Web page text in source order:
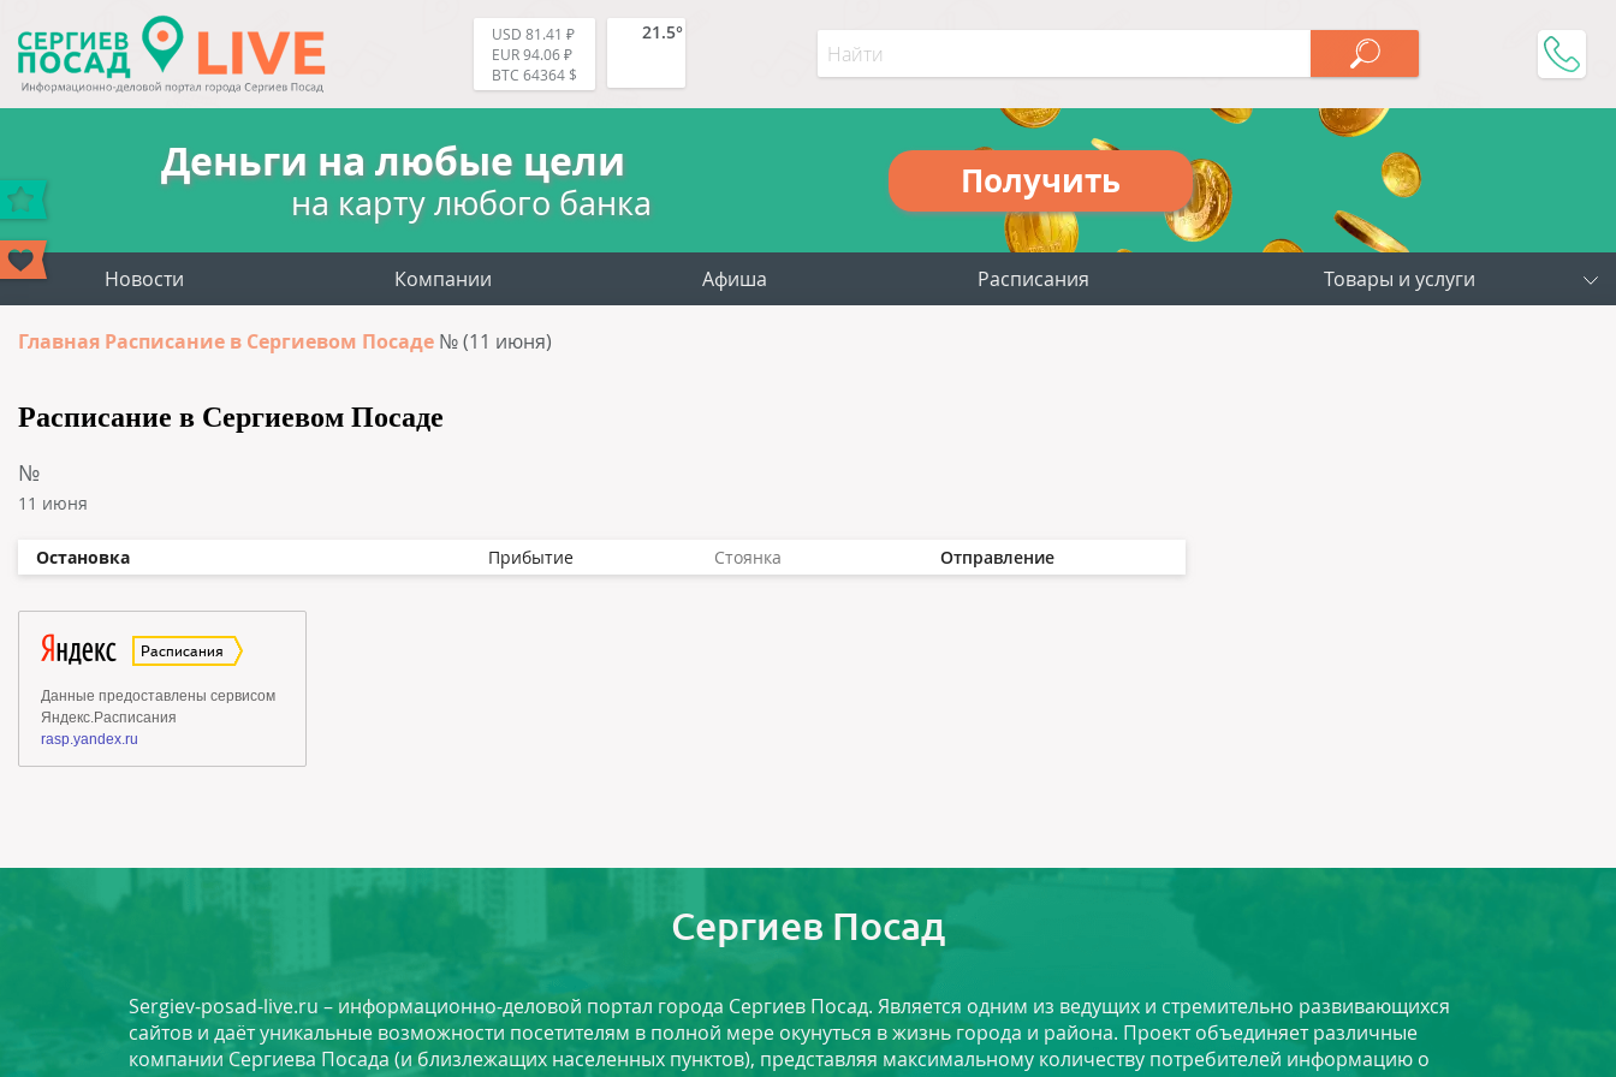
USD 81.41 ₽
EUR 94.06 ₽
BTC 64364 $
21.5°
Деньги на любые цели
на карту любого банка
Получить
Новости Компании Афиша Расписания Товары и услуги
Главная Расписание в Сергиевом Посаде № (11 июня)
Расписание в Сергиевом Посаде
№
11 июня
Остановка Прибытие Стоянка Отправление
Сергиев Посад
Sergiev-posad-live.ru – информационно-деловой портал города Сергиев Посад. Является одним из ведущих и стремительно развивающихся
сайтов и даёт уникальные возможности посетителям в полной мере окунуться в жизнь города и района. Проект объединяет различные
компании Сергиева Посада (и близлежащих населенных пунктов), представляя максимальному количеству потребителей информацию о